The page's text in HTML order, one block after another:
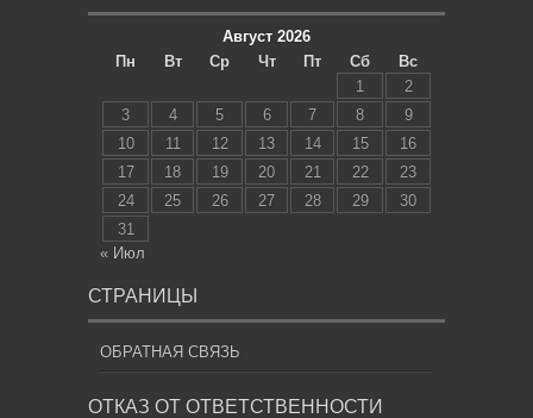
Август 2026
Пн
Вт Ср Чт Пт Сб
Вс
1
2
3
4 5 6 7 8
9
10
11 12 13 14 15
16
17
18 19 20 21 22
23
24
25 26 27 28 29
30
31
« Июл
СТРАНИЦЫ
ОБРАТНАЯ СВЯЗЬ
ОТКАЗ ОТ ОТВЕТСТВЕННОСТИ